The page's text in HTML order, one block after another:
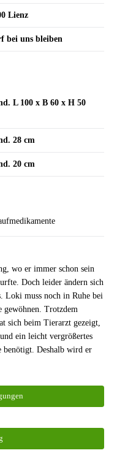
Lienz
bei uns bleiben
L 100 x B 60 x H 50
28 cm
20 cm
wo er immer schon sein
Doch leider ändern sich
Loki muss noch in Ruhe bei
gewöhnen. Trotzdem
sich beim Tierarzt gezeigt,
ein leicht vergrößertes
benötigt. Deshalb wird er